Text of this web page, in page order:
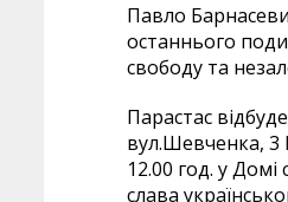
Павло
останнього
свободу та
Парастас
вул.Шевченка, 3
12.00 год. у
слава